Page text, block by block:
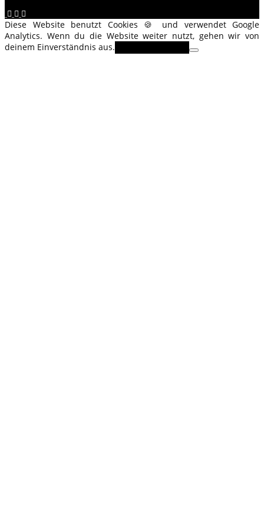
Diese Website benutzt Cookies 🍪 und verwendet Google
Analytics. Wenn du die Website weiter nutzt, gehen wir von
deinem Einverständnis aus.